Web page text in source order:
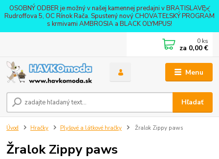
OSOBNÝ ODBER je možný v našej kamennej predajni v BRATISLAVE -
Rudroffova 5, OC Rínok Rača. Spustený nový CHOVATEĽSKÝ PROGRAM
s krmivami AMBROSIA a BLACK OLYMPUS!
Menu
Hľadať
0 ks
za 0,00 €
Úvod Hračky Plyšové a látkové hračky Žralok Zippy paws
Žralok Zippy paws